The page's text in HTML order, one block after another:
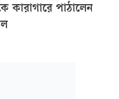
কারাগারে পাঠালেন